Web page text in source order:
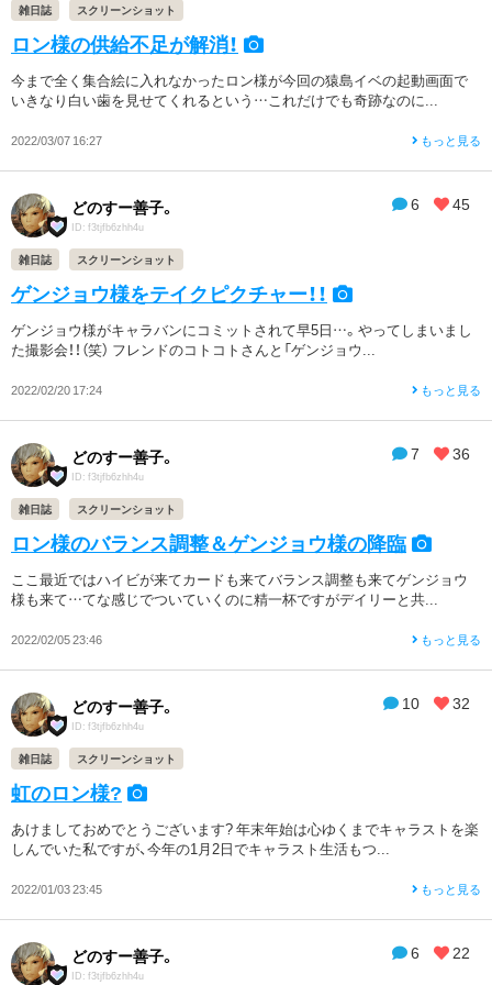
雑日誌 スクリーンショット
ロン様の供給不足が解消！
今まで全く集合絵に入れなかったロン様が今回の猿島イベの起動画面で
いきなり白い歯を見せてくれるという…これだけでも奇跡なのに...
2022/03/07 16:27 もっと見る
6 45
どのすー善子。
ID: f3tjfb6zhh4u
雑日誌 スクリーンショット
ゲンジョウ様をテイクピクチャー！！
ゲンジョウ様がキャラバンにコミットされて早5日…。やってしまいまし
た撮影会！！（笑） フレンドのコトコトさんと「ゲンジョウ...
2022/02/20 17:24 もっと見る
7 36
どのすー善子。
ID: f3tjfb6zhh4u
雑日誌 スクリーンショット
ロン様のバランス調整＆ゲンジョウ様の降臨
ここ最近ではハイビが来てカードも来てバランス調整も来てゲンジョウ
様も来て…てな感じでついていくのに精一杯ですがデイリーと共...
2022/02/05 23:46 もっと見る
10 32
どのすー善子。
ID: f3tjfb6zhh4u
雑日誌 スクリーンショット
虹のロン様?
あけましておめでとうございます? 年末年始は心ゆくまでキャラストを楽
しんでいた私ですが、今年の1月2日でキャラスト生活もつ...
2022/01/03 23:45 もっと見る
6 22
どのすー善子。
ID: f3tjfb6zhh4u